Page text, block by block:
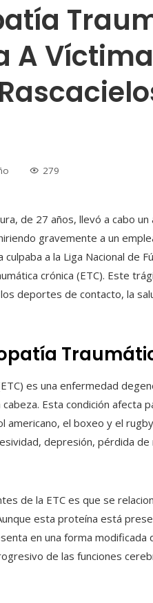
A
279
de 27 años, llevó a cabo
gravemente a un
a la Liga Nacional de
crónica (ETC). Este
deportes de contacto, la
es una enfermedad
Esta condición afecta
el boxeo y el
depresión, pérdida
de la ETC es que se
esta proteína está
en una forma modificada
de las funciones